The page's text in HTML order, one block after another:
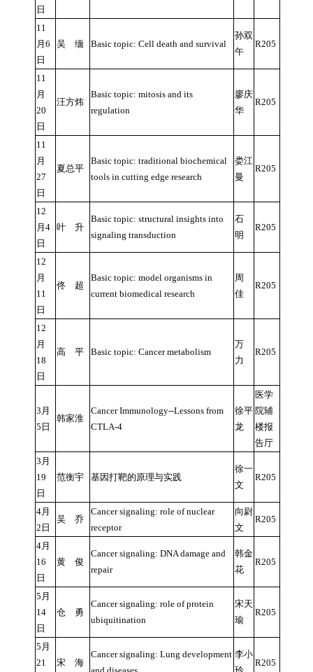
日
11
月6
日
吴 缅 Basic topic: Cell death and survival
孙双
午
R205
11
月
20
日
汪方炜
Basic topic: mitosis and its
regulation
廖庆
华
R205
11
月
27
日
夏总平
Basic topic: traditional biochemical
tools in cutting edge research
娄江
曼
R205
12
月4
日
叶 升
Basic topic: structural insights into
signaling transduction
石
明
R205
12
月
11
日
佟 超
Basic topic: model organisms in
current biomedical research
周
佳
R205
12
月
18
日
高 平 Basic topic: Cancer metabolism
万
力
R205
3月
5日
韩家淮
Cancer Immunology--Lessons from
CTLA-4
徐平
龙
医学
院辅
楼报
告厅
3月
19
日
范衡宇 基因打靶的原理与实践
徐一
文
R205
4月
2日
吴 乔
Cancer signaling: role of nuclear
receptor
向尉
文
R205
4月
16
日
黄 俊
Cancer signaling: DNA damage and
repair
韩金
花
R205
5月
14
日
仓 勇
Cancer signaling: role of protein
ubiquitination
宋天
瑜
R205
5月
21
宋 海
Cancer signaling: Lung development 李小
R205